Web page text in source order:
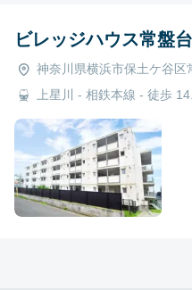
ビレッジハウス常盤台
神奈川県横浜市保土ケ谷区
上星川 - 相鉄本線 - 徒歩